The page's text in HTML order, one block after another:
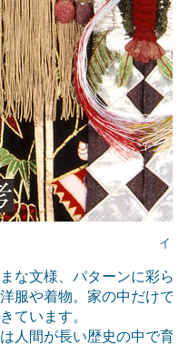
イン
な文様、パターンに彩ら
服や着物。家の中だけで
ています。
人間が長い歴史の中で育